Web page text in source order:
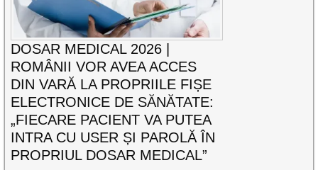
DOSAR MEDICAL 2026 |
ROMÂNII VOR AVEA ACCES
DIN VARĂ LA PROPRIILE FIȘE
ELECTRONICE DE SĂNĂTATE:
„FIECARE PACIENT VA PUTEA
INTRA CU USER ȘI PAROLĂ ÎN
PROPRIUL DOSAR MEDICAL”